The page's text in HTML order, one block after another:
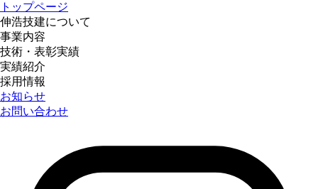
トップページ
伸浩技建について
事業内容
技術・表彰実績
実績紹介
採用情報
お知らせ
お問い合わせ